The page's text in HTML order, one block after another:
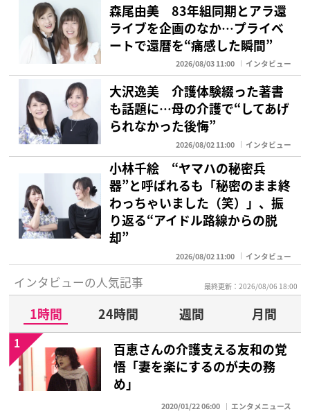
森尾由美 83年組同期とアラ還
ライブを企画のなか…プライベ
ートで還暦を“痛感した瞬間”
2026/08/03 11:00 インタビュー
大沢逸美 介護体験綴った著書
も話題に…母の介護で“してあげ
られなかった後悔”
2026/08/02 11:00 インタビュー
小林千絵 “ヤマハの秘密兵
器”と呼ばれるも「秘密のまま終
わっちゃいました（笑）」、振
り返る“アイドル路線からの脱
却”
2026/08/02 11:00 インタビュー
インタビューの人気記事 最終更新：2026/08/06 18:00
1時間 24時間 週間
月間
百恵さんの介護支える友和の覚
悟「妻を楽にするのが夫の務
め」
2020/01/22 06:00 エンタメニュース
1